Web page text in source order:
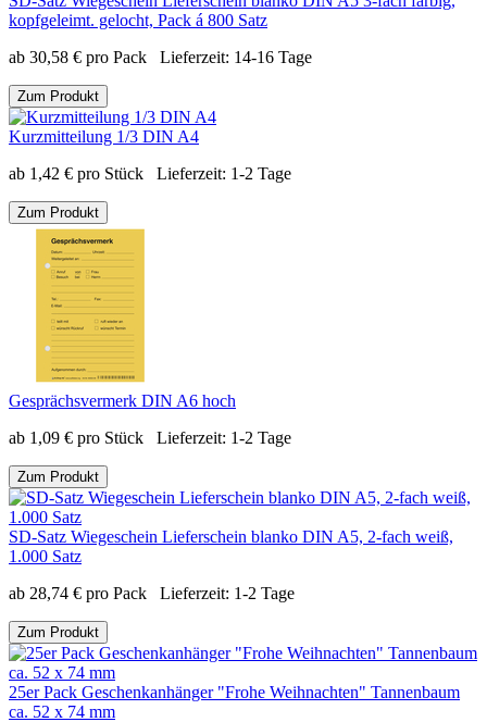
kopfgeleimt. gelocht, Pack á 800 Satz
ab 30,58 € pro Pack Lieferzeit: 14-16 Tage
Zum Produkt
Kurzmitteilung 1/3 DIN A4
ab 1,42 € pro Stück Lieferzeit: 1-2 Tage
Zum Produkt
Gesprächsvermerk DIN A6 hoch
ab 1,09 € pro Stück Lieferzeit: 1-2 Tage
Zum Produkt
SD-Satz Wiegeschein Lieferschein blanko DIN A5, 2-fach weiß,
1.000 Satz
ab 28,74 € pro Pack Lieferzeit: 1-2 Tage
Zum Produkt
25er Pack Geschenkanhänger "Frohe Weihnachten" Tannenbaum
ca. 52 x 74 mm